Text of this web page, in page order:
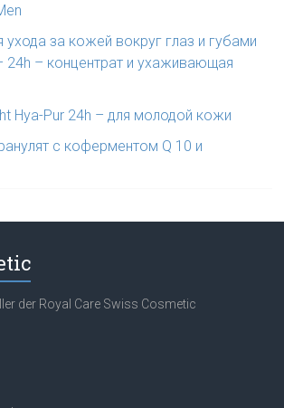
ухода за кожей вокруг глаз и губами
24h – концентрат и ухаживающая
Hya-Pur 24h – для молодой кожи
с коферментом Q 10 и
der Royal Care Swiss Cosmetic